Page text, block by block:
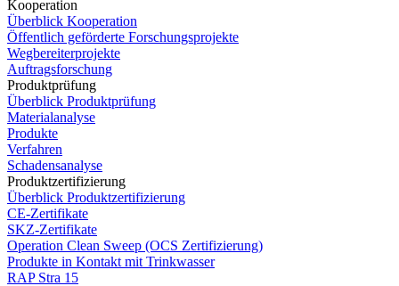
Kooperation
Überblick Kooperation
Öffentlich geförderte Forschungsprojekte
Wegbereiterprojekte
Auftragsforschung
Produktprüfung
Überblick Produktprüfung
Materialanalyse
Produkte
Verfahren
Schadensanalyse
Produktzertifizierung
Überblick Produktzertifizierung
CE-Zertifikate
SKZ-Zertifikate
Operation Clean Sweep (OCS Zertifizierung)
Produkte in Kontakt mit Trinkwasser
RAP Stra 15